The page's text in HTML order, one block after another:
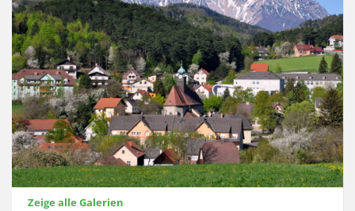
Zeige alle Galerien